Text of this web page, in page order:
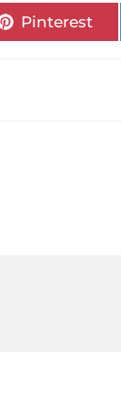
Pinterest